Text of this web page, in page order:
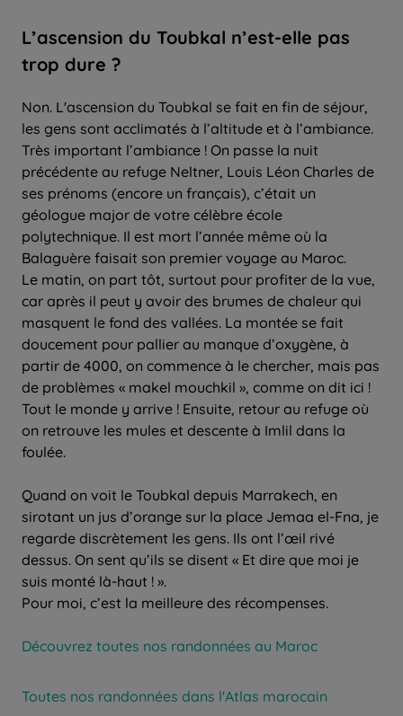
L’ascension du Toubkal n’est-elle pas
trop dure ?
Non. L'ascension du Toubkal se fait en fin de séjour,
les gens sont acclimatés à l’altitude et à l’ambiance.
Très important l’ambiance ! On passe la nuit
précédente au refuge Neltner, Louis Léon Charles de
ses prénoms (encore un français), c’était un
géologue major de votre célèbre école
polytechnique. Il est mort l’année même où la
Balaguère faisait son premier voyage au Maroc.
Le matin, on part tôt, surtout pour profiter de la vue,
car après il peut y avoir des brumes de chaleur qui
masquent le fond des vallées. La montée se fait
doucement pour pallier au manque d’oxygène, à
partir de 4000, on commence à le chercher, mais pas
de problèmes « makel mouchkil », comme on dit ici !
Tout le monde y arrive ! Ensuite, retour au refuge où
on retrouve les mules et descente à Imlil dans la
foulée.
Quand on voit le Toubkal depuis Marrakech, en
sirotant un jus d’orange sur la place Jemaa el-Fna, je
regarde discrètement les gens. Ils ont l’œil rivé
dessus. On sent qu’ils se disent « Et dire que moi je
suis monté là-haut ! ».
Pour moi, c’est la meilleure des récompenses.
Découvrez toutes nos randonnées au Maroc
Toutes nos randonnées dans l'Atlas marocain